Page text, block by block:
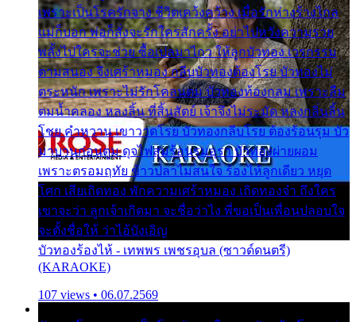
เพราะเป็นโรครักจาง ชีวิตเคว้งคว้าง เมื่อรักห่างร้างไกล
แม่ก็บอก พ่อก็สั่งจะรักใครสักครั้ง อย่าไปหวังความรวย
พลั้งไปใครจะช่วย ซื้อเปลมาไกว ให้ลูกบัวทอง เวรกรรม
ตามสนอง จึงเศร้าหมอง กลีบบัวทองต้องโรย บัวทองไม่
ตระหนัก เพราะไม่รักโคลนตม บัวทองท้องกลม เพราะลืม
ตมน้ำคลอง หลงลิ้น ที่สิ้นสัตย์ เจ้าจึงไม่ระมัด หลงกลิ่นลิ้น
โชย คำหวาน เขาวาดโรย บัวทองกลีบโรย ต้องร้อนรุม บัว
มาบานก่อนตูม ดุจไฟสุมร้อนรุมอุรา บัวทองผ่ายผอม
เพราะตรอมฤทัย ข้าวปลาไม่สนใจ ร้องไห้ลูกเดียว หยุด
โศก เสียเถิดทอง พักความเศร้าหมอง เถิดทองจ๋า ถึงใคร
เขาจะว่า ลูกเจ้าเกิดมา จะชื่อว่าไง พี่ขอเป็นเพื่อนปลอบใจ
จะตั้งชื่อให้ ว่าไอ้บังเอิญ
บัวทองร้องไห้ - เทพพร เพชรอุบล (ซาวด์ดนตรี)
(KARAOKE)
107 views • 06.07.2569